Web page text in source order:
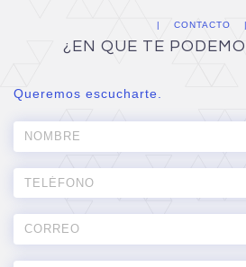
CONTACTO
¿EN QUE TE
Queremos escucharte.